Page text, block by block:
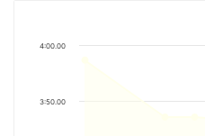
3:50.00
4:00.00